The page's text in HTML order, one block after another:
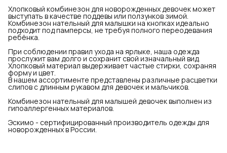
Хлопковый комбинезон для новорожденных девочек может
выступать в качестве поддевы или ползунков зимой.
Комбинезон нательный для малышки на кнопках идеально
подходит под памперсы, не требуя полного переодевания
ребёнка.
При соблюдении правил ухода на ярлыке, наша одежда
прослужит вам долго и сохранит свой изначальный вид.
Хлопковый материал выдерживает частые стирки, сохраняя
форму и цвет.
В нашем ассортименте представлены различные расцветки
слипов с длинным рукавом для девочек и мальчиков.
Комбинезон нательный для малышей девочек выполнен из
гипоаллергенных материалов.
Эскимо - сертифицированный производитель одежды для
новорожденных в России.